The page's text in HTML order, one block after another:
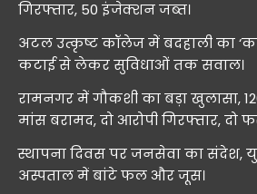
गिरफ्तार, 50 इंजेक्शन जब्त।
अटल उत्कृष्ट कॉलेज में बदहाली का
कटाई से लेकर सुविधाओं तक सवाल।
रामनगर में गौकशी का बड़ा खुलासा,
मांस बरामद, दो आरोपी गिरफ्तार, दो
स्थापना दिवस पर जनसेवा का संदेश,
अस्पताल में बांटे फल और जूस।